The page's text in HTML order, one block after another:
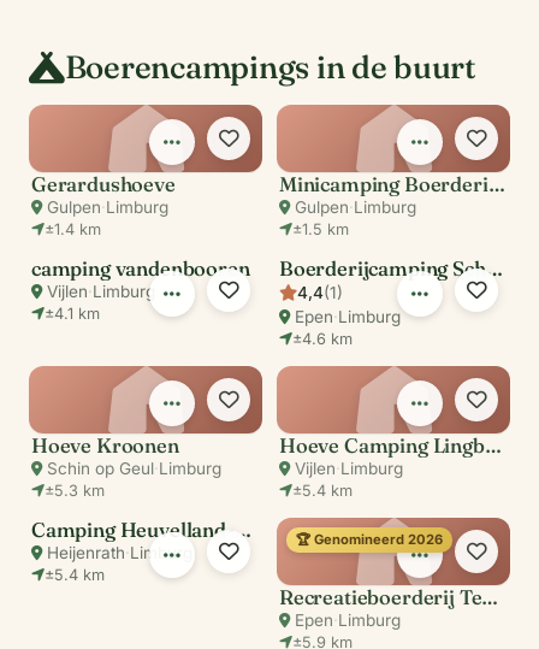
Boerencampings in de buurt
Gerardushoeve
Gulpen·Limburg
±1.4 km
Minicamping Boerderij Berghemmerhof
Gulpen·Limburg
±1.5 km
camping vandenbooren
Vijlen·Limburg
±4.1 km
Boerderijcamping Schaapskooi Mergelland
4,4(1)
Epen·Limburg
±4.6 km
Hoeve Kroonen
Schin op Geul·Limburg
±5.3 km
Hoeve Camping Lingberg
Vijlen·Limburg
±5.4 km
Camping Heuvelland-Oaze
Heijenrath·Limburg
±5.4 km
🏆 Genomineerd 2026
Recreatieboerderij Tergracht
Epen·Limburg
±5.9 km